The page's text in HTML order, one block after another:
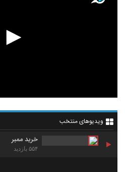
ویدیوهای منتخب
خرید ممبر
۵۵۴ بازدید